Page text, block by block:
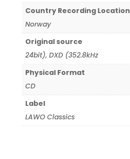
Country Recording Location
Norway
Original source
24bit), DXD (352.8kHz
Physical Format
CD
Label
LAWO Classics